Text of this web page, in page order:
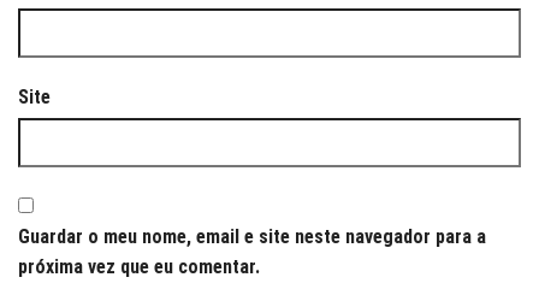
Site
Guardar o meu nome, email e site neste navegador para a
próxima vez que eu comentar.